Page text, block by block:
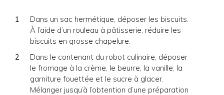
Dans un sac hermétique, déposer les biscuits.
À l’aide d’un rouleau à pâtisserie, réduire les
biscuits en grosse chapelure.
Dans le contenant du robot culinaire, déposer
le fromage à la crème, le beurre, la vanille, la
garniture fouettée et le sucre à glacer.
Mélanger jusqu’à l’obtention d’une préparation